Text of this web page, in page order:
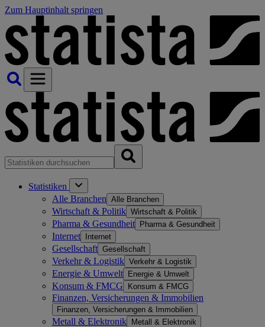
Zum Hauptinhalt springen
Statistiken
Alle Branchen Alle Branchen
Wirtschaft & Politik Wirtschaft & Politik
Pharma & Gesundheit Pharma & Gesundheit
Internet Internet
Gesellschaft Gesellschaft
Verkehr & Logistik Verkehr & Logistik
Energie & Umwelt Energie & Umwelt
Konsum & FMCG Konsum & FMCG
Finanzen, Versicherungen & Immobilien
Finanzen, Versicherungen & Immobilien
Metall & Elektronik Metall & Elektronik